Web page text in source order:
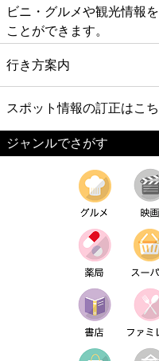
ビニ・グルメや観光情報
ことができます。
行き方案内
スポット情報の訂正はこ
ジャンルでさがす